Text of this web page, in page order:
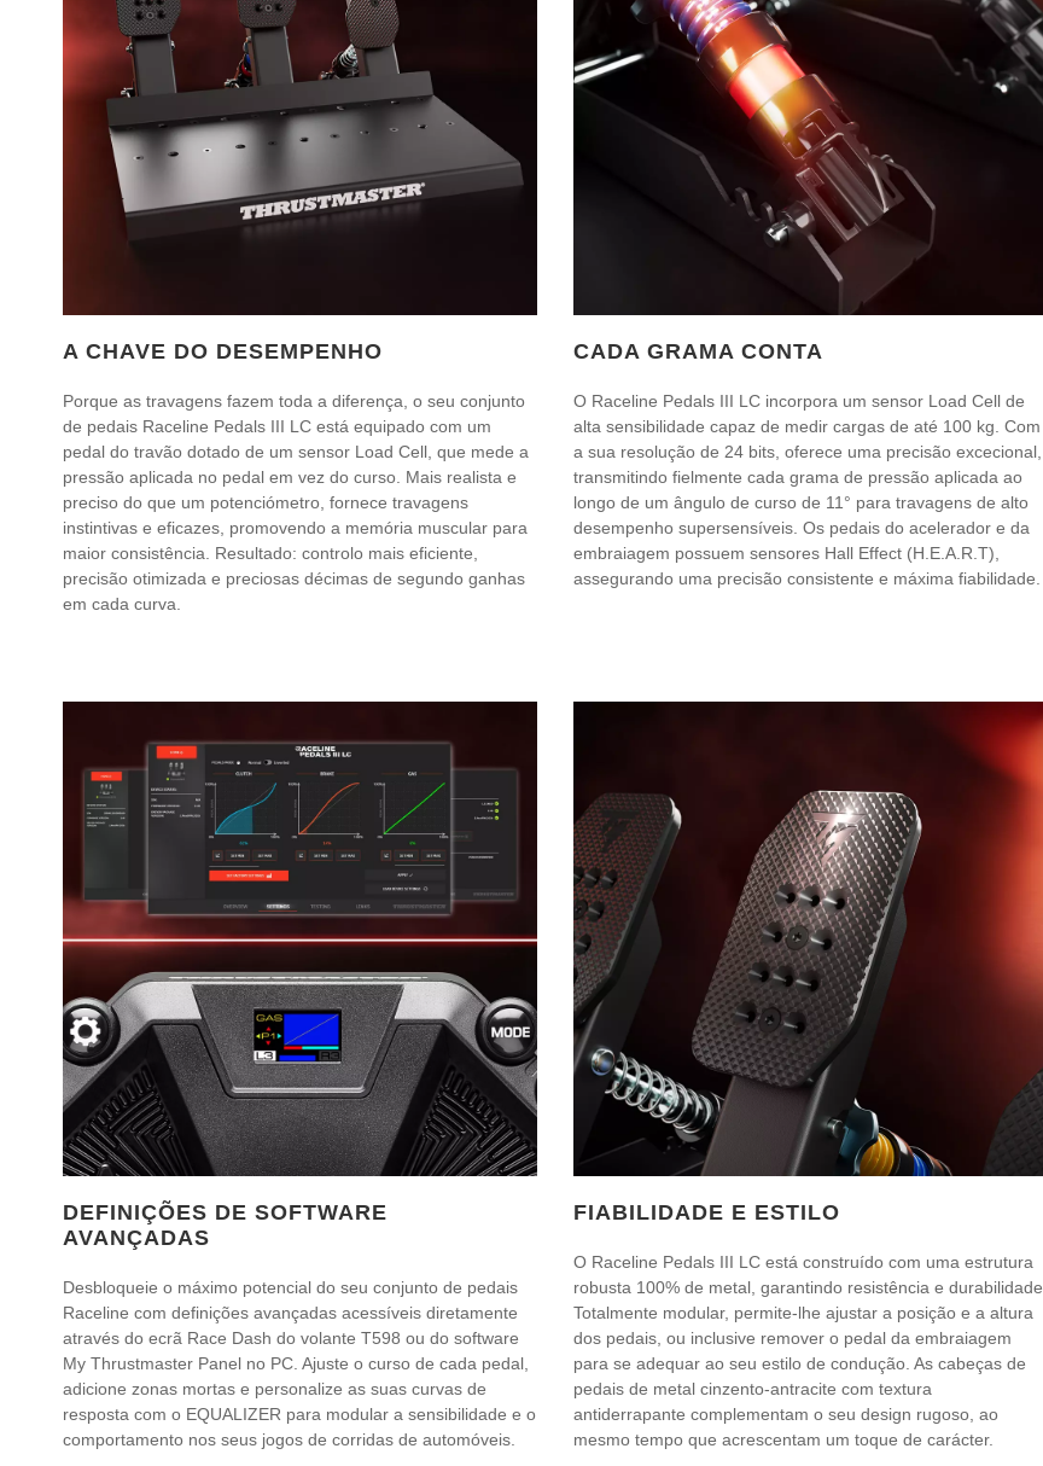
A CHAVE DO DESEMPENHO
Porque as travagens fazem toda a diferença, o seu conjunto
de pedais Raceline Pedals III LC está equipado com um
pedal do travão dotado de um sensor Load Cell, que mede a
pressão aplicada no pedal em vez do curso. Mais realista e
preciso do que um potenciómetro, fornece travagens
instintivas e eficazes, promovendo a memória muscular para
maior consistência. Resultado: controlo mais eficiente,
precisão otimizada e preciosas décimas de segundo ganhas
em cada curva.
CADA GRAMA CONTA
O Raceline Pedals III LC incorpora um sensor Load Cell de
alta sensibilidade capaz de medir cargas de até 100 kg. Com
a sua resolução de 24 bits, oferece uma precisão excecional,
transmitindo fielmente cada grama de pressão aplicada ao
longo de um ângulo de curso de 11° para travagens de alto
desempenho supersensíveis. Os pedais do acelerador e da
embraiagem possuem sensores Hall Effect (H.E.A.R.T),
assegurando uma precisão consistente e máxima fiabilidade.
DEFINIÇÕES DE SOFTWARE
AVANÇADAS
Desbloqueie o máximo potencial do seu conjunto de pedais
Raceline com definições avançadas acessíveis diretamente
através do ecrã Race Dash do volante T598 ou do software
My Thrustmaster Panel no PC. Ajuste o curso de cada pedal,
adicione zonas mortas e personalize as suas curvas de
resposta com o EQUALIZER para modular a sensibilidade e o
comportamento nos seus jogos de corridas de automóveis.
FIABILIDADE E ESTILO
O Raceline Pedals III LC está construído com uma estrutura
robusta 100% de metal, garantindo resistência e durabilidade.
Totalmente modular, permite-lhe ajustar a posição e a altura
dos pedais, ou inclusive remover o pedal da embraiagem
para se adequar ao seu estilo de condução. As cabeças de
pedais de metal cinzento-antracite com textura
antiderrapante complementam o seu design rugoso, ao
mesmo tempo que acrescentam um toque de carácter.